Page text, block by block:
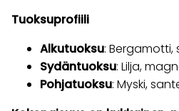
Tuoksuprofiili
Alkutuoksu: Bergamotti,
Sydäntuoksu: Lilja,
Pohjatuoksu: Myski,